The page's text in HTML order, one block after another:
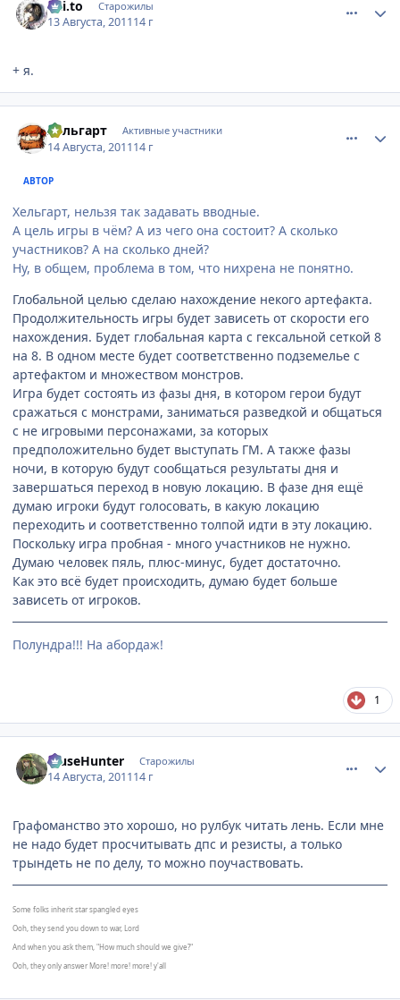
Kai.to Старожилы
13 Августа, 201114 г
+ я.
Хельгарт Активные участники
14 Августа, 201114 г
АВТОР
Хельгарт, нельзя так задавать вводные.
А цель игры в чём? А из чего она состоит? А сколько
участников? А на сколько дней?
Ну, в общем, проблема в том, что нихрена не понятно.
Глобальной целью сделаю нахождение некого артефакта.
Продолжительность игры будет зависеть от скорости его
нахождения. Будет глобальная карта с гексальной сеткой 8
на 8. В одном месте будет соответственно подземелье с
артефактом и множеством монстров.
Игра будет состоять из фазы дня, в котором герои будут
сражаться с монстрами, заниматься разведкой и общаться
с не игровыми персонажами, за которых
предположительно будет выступать ГМ. А также фазы
ночи, в которую будут сообщаться результаты дня и
завершаться переход в новую локацию. В фазе дня ещё
думаю игроки будут голосовать, в какую локацию
переходить и соответственно толпой идти в эту локацию.
Поскольку игра пробная - много участников не нужно.
Думаю человек пяль, плюс-минус, будет достаточно.
Как это всё будет происходить, думаю будет больше
зависеть от игроков.
Полундра!!! На абордаж!
1
MuseHunter Старожилы
14 Августа, 201114 г
Графоманство это хорошо, но рулбук читать лень. Если мне
не надо будет просчитывать дпс и резисты, а только
трындеть не по делу, то можно поучаствовать.
Some folks inherit star spangled eyes
Ooh, they send you down to war, Lord
And when you ask them, "How much should we give?"
Ooh, they only answer More! more! more! y'all